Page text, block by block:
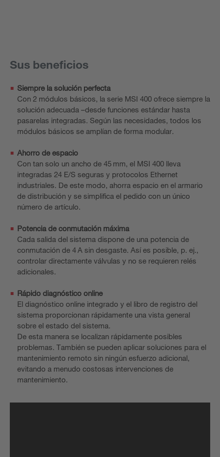
Sus beneficios
Siempre la solución perfecta
Con 2 módulos básicos, la serie MSI 400 ofrece siempre la
solución adecuada –desde funciones estándar hasta
pasarelas integradas. Según las necesidades, todos los
módulos básicos se amplían de forma modular.
Ahorro de espacio
Con tan solo un ancho de 45 mm, el MSI 400 lleva
integradas 24 E/S seguras y protocolos Ethernet
industriales. De este modo, ahorra espacio en el armario
de distribución y se simplifica el pedido con un único
número de artículo.
Potencia de conmutación máxima
Cada salida del sistema dispone de una potencia de
conmutación de 4 A sin desgaste. Así es posible, p. ej.,
controlar directamente válvulas y no se requieren relés
adicionales.
Rápido diagnóstico online
El diagnóstico online integrado y el libro de registro del
sistema proporcionan rápidamente una vista general
sobre el estado del sistema.
De esta manera se localizan rápidamente posibles
problemas. También se pueden aplicar soluciones para el
mantenimiento remoto sin ningún esfuerzo adicional,
evitando a menudo costosas intervenciones de
mantenimiento.